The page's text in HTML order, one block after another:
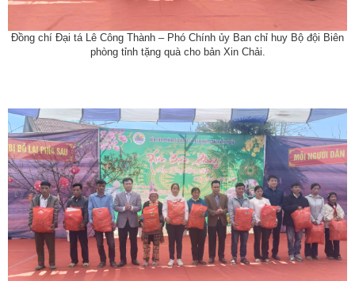
Đồng chí Đại tá Lê Công Thành – Phó Chính ủy Ban chỉ huy Bộ đội Biên
phòng tỉnh tặng quà cho bản Xin Chải.